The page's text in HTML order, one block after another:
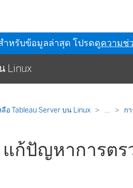
ำหรับข้อมูลล่าสุด โปรดดูความช่
Linux
อ Tableau Server บน Linux ... ก
แก้ปัญหาการตร